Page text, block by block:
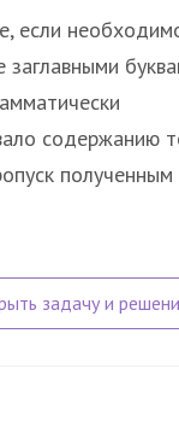
если
заглавными
содержанию